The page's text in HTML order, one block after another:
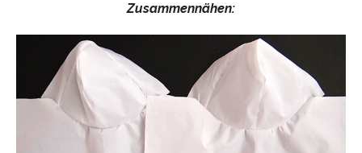
Zusammennähen: